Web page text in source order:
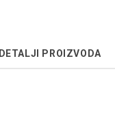
DETALJI PROIZVODA